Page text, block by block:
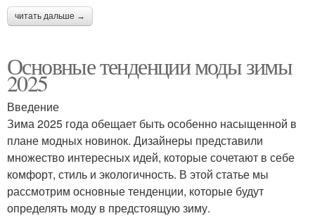
читать дальше →
Основные тенденции моды зимы
2025
Введение
Зима 2025 года обещает быть особенно насыщенной в
плане модных новинок. Дизайнеры представили
множество интересных идей, которые сочетают в себе
комфорт, стиль и экологичность. В этой статье мы
рассмотрим основные тенденции, которые будут
определять моду в предстоящую зиму.